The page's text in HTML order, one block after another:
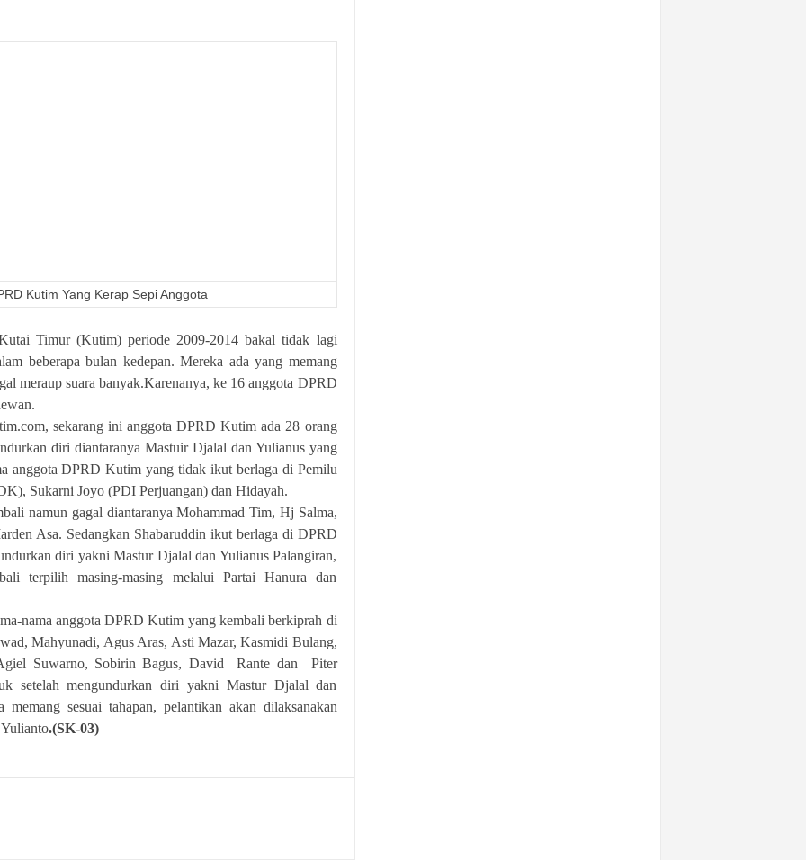
Kutim Yang Kerap Sepi Anggota
Timur (Kutim) periode 2009-2014 bakal tidak lagi
beberapa bulan kedepan. Mereka ada yang memang
meraup suara banyak.Karenanya, ke 16 anggota DPRD
sekarang ini anggota DPRD Kutim ada 28 orang
diri diantaranya Mastuir Djalal dan Yulianus yang
anggota DPRD Kutim yang tidak ikut berlaga di Pemilu
Sukarni Joyo (PDI Perjuangan) dan Hidayah.
namun gagal diantaranya Mohammad Tim, Hj Salma,
Asa. Sedangkan Shabaruddin ikut berlaga di DPRD
diri yakni Mastur Djalal dan Yulianus Palangiran,
terpilih masing-masing melalui Partai Hanura dan
nama anggota DPRD Kutim yang kembali berkiprah di
Mahyunadi, Agus Aras, Asti Mazar, Kasmidi Bulang,
Suwarno, Sobirin Bagus, David
Rante dan
Piter
setelah mengundurkan diri yakni Mastur Djalal dan
sesuai tahapan, pelantikan akan dilaksanakan
.(SK-03)